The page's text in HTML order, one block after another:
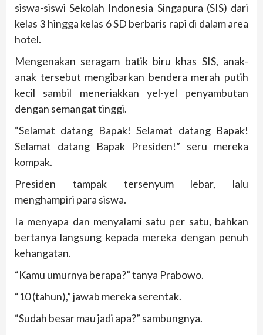
siswa-siswi Sekolah Indonesia Singapura (SIS) dari
kelas 3 hingga kelas 6 SD berbaris rapi di dalam area
hotel.
Mengenakan seragam batik biru khas SIS, anak-
anak tersebut mengibarkan bendera merah putih
kecil sambil meneriakkan yel-yel penyambutan
dengan semangat tinggi.
“Selamat datang Bapak! Selamat datang Bapak!
Selamat datang Bapak Presiden!” seru mereka
kompak.
Presiden tampak tersenyum lebar, lalu
menghampiri para siswa.
Ia menyapa dan menyalami satu per satu, bahkan
bertanya langsung kepada mereka dengan penuh
kehangatan.
“Kamu umurnya berapa?” tanya Prabowo.
“10 (tahun),” jawab mereka serentak.
“Sudah besar mau jadi apa?” sambungnya.